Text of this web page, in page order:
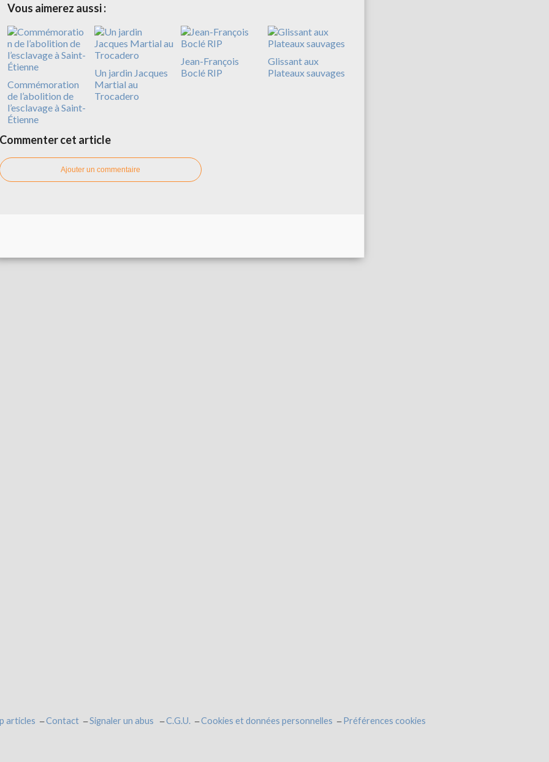
Vous aimerez aussi :
Commémoration
de l’abolition de
l’esclavage à Saint-
Étienne
Un jardin Jacques
Martial au
Trocadero
Jean-François
Boclé RIP
Glissant aux
Plateaux sauvages
Commenter cet article
Ajouter un commentaire
articles Contact Signaler un abus C.G.U. Cookies et données personnelles Préférences cookies